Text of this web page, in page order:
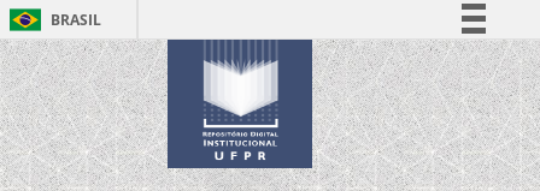
BRASIL
Simplifique!
Comunica BR
Participe
Acesso à informação